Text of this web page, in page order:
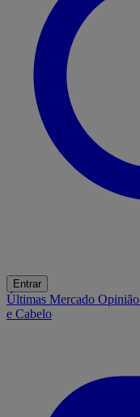
Entrar
Últimas Mercado Opinião
e Cabelo